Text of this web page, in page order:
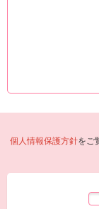
個人情報保護方針をご